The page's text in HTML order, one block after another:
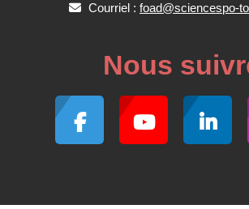
Courriel : foad@sciencespo-
Nous